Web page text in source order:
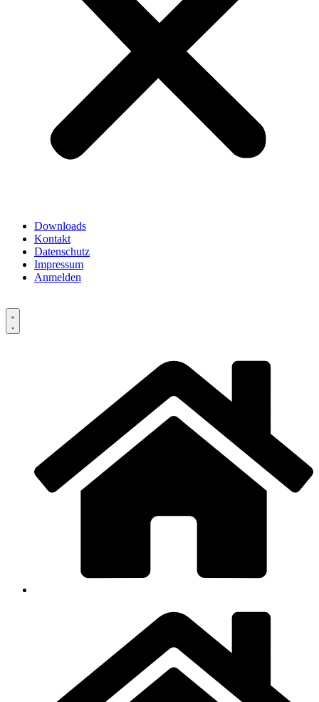
Downloads
Kontakt
Datenschutz
Impressum
Anmelden